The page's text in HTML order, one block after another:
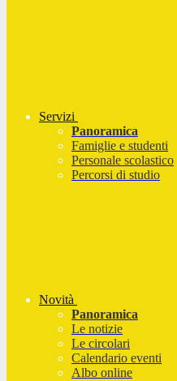
Servizi
Panoramica
Famiglie e studenti
Personale scolastico
Percorsi di studio
Novità
Panoramica
Le notizie
Le circolari
Calendario eventi
Albo online